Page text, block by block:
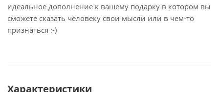
идеальное дополнение к вашему подарку в котором вы
сможете сказать человеку свои мысли или в чем-то
признаться :-)
Характеристики